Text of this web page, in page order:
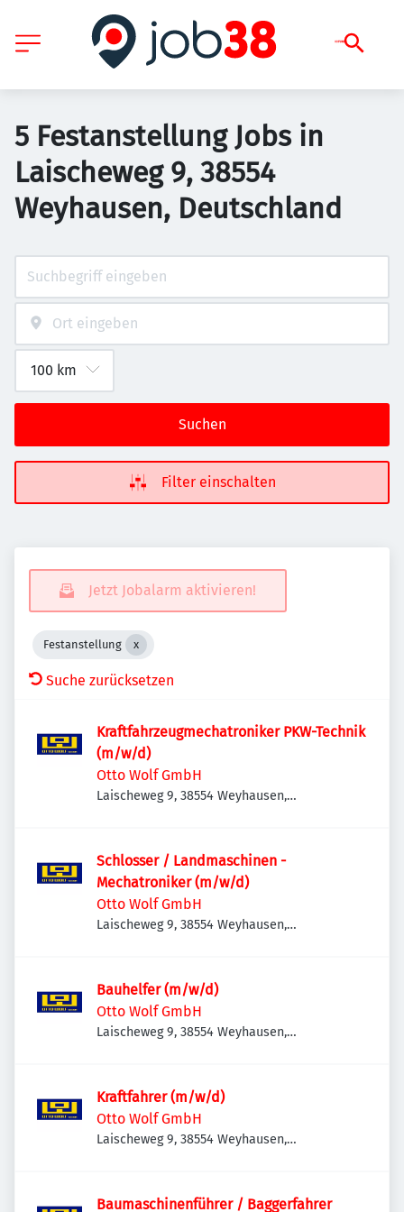
5 Festanstellung Jobs in
Laischeweg 9, 38554
Weyhausen, Deutschland
Suchen
Filter einschalten
Jetzt Jobalarm aktivieren!
Festanstellung
Suche zurücksetzen
Kraftfahrzeugmechatroniker PKW-Technik
(m/w/d)
Otto Wolf GmbH
Laischeweg 9, 38554 Weyhausen,
Schlosser / Landmaschinen -
Mechatroniker (m/w/d)
Otto Wolf GmbH
Laischeweg 9, 38554 Weyhausen,
Bauhelfer (m/w/d)
Otto Wolf GmbH
Laischeweg 9, 38554 Weyhausen,
Kraftfahrer (m/w/d)
Otto Wolf GmbH
Laischeweg 9, 38554 Weyhausen,
Baumaschinenführer / Baggerfahrer